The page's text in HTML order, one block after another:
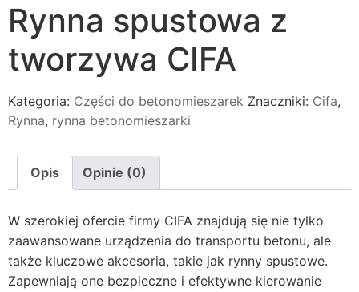
Rynna spustowa z
tworzywa CIFA
Kategoria: Części do betonomieszarek Znaczniki: Cifa,
Rynna, rynna betonomieszarki
Opis Opinie (0)
W szerokiej ofercie firmy CIFA znajdują się nie tylko
zaawansowane urządzenia do transportu betonu, ale
także kluczowe akcesoria, takie jak rynny spustowe.
Zapewniają one bezpieczne i efektywne kierowanie